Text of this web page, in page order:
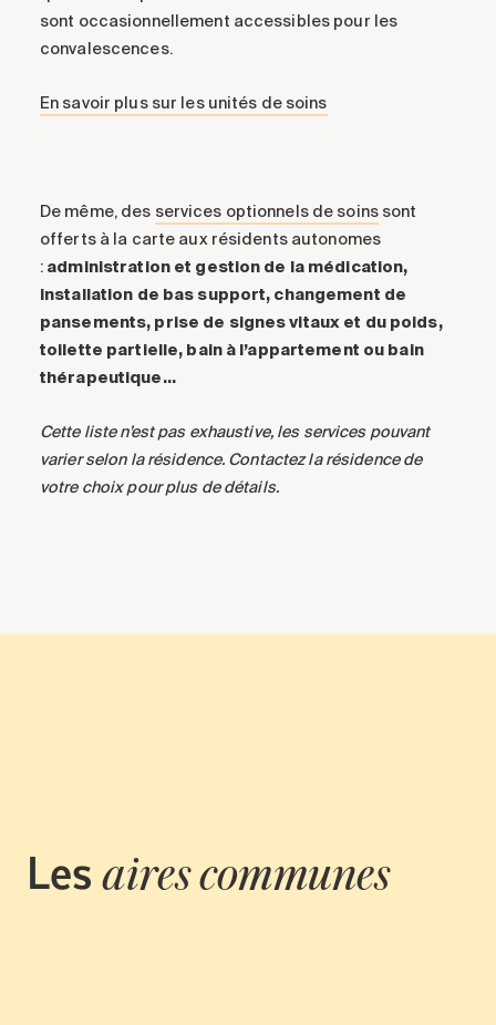
sont occasionnellement accessibles pour les
convalescences.
En savoir plus sur les unités de soins
De même, des services optionnels de soinssont
offerts à la carte aux résidents autonomes
: administration et gestion de la médication,
installation de bas support, changement de
pansements, prise de signes vitaux et du poids,
toilette partielle, bain à l’appartement ou bain
thérapeutique…
Cette liste n’est pas exhaustive, les services pouvant
varier selon la résidence. Contactez la résidence de
votre choix pour plus de détails.
Lesaires communes